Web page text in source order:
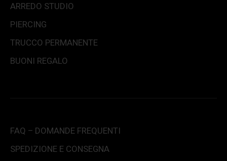
ARREDO STUDIO
PIERCING
TRUCCO PERMANENTE
BUONI REGALO
FAQ – DOMANDE FREQUENTI
SPEDIZIONE E CONSEGNA